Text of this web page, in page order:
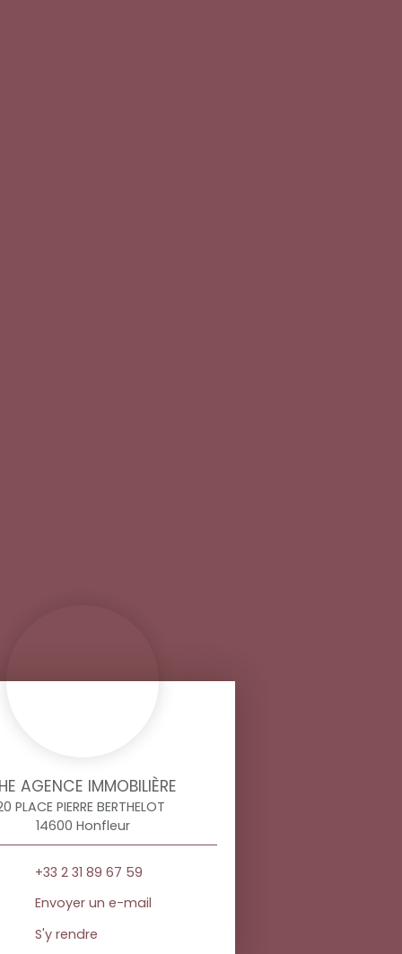
AGENCE IMMOBILIÈRE
PLACE PIERRE BERTHELOT
14600 Honfleur
+33 2 31 89 67 59
Envoyer un e-mail
S'y rendre